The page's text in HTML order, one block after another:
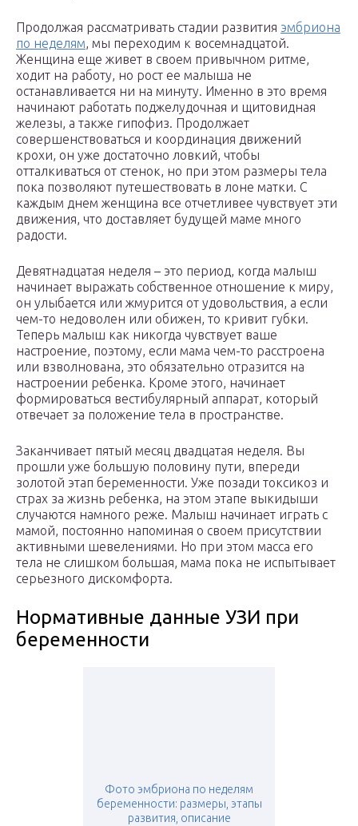
Продолжая рассматривать стадии развития эмбриона
по неделям, мы переходим к восемнадцатой.
Женщина еще живет в своем привычном ритме,
ходит на работу, но рост ее малыша не
останавливается ни на минуту. Именно в это время
начинают работать поджелудочная и щитовидная
железы, а также гипофиз. Продолжает
совершенствоваться и координация движений
крохи, он уже достаточно ловкий, чтобы
отталкиваться от стенок, но при этом размеры тела
пока позволяют путешествовать в лоне матки. С
каждым днем женщина все отчетливее чувствует эти
движения, что доставляет будущей маме много
радости.
Девятнадцатая неделя – это период, когда малыш
начинает выражать собственное отношение к миру,
он улыбается или жмурится от удовольствия, а если
чем-то недоволен или обижен, то кривит губки.
Теперь малыш как никогда чувствует ваше
настроение, поэтому, если мама чем-то расстроена
или взволнована, это обязательно отразится на
настроении ребенка. Кроме этого, начинает
формироваться вестибулярный аппарат, который
отвечает за положение тела в пространстве.
Заканчивает пятый месяц двадцатая неделя. Вы
прошли уже большую половину пути, впереди
золотой этап беременности. Уже позади токсикоз и
страх за жизнь ребенка, на этом этапе выкидыши
случаются намного реже. Малыш начинает играть с
мамой, постоянно напоминая о своем присутствии
активными шевелениями. Но при этом масса его
тела не слишком большая, мама пока не испытывает
серьезного дискомфорта.
Нормативные данные УЗИ при
беременности
Фото эмбриона по неделям
беременности: размеры, этапы
развития, описание